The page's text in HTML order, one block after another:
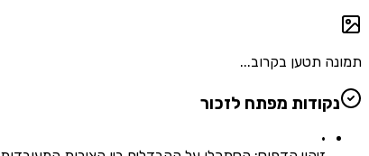
תמונה תטען בקרוב...
נקודות מפתח לזכור
•